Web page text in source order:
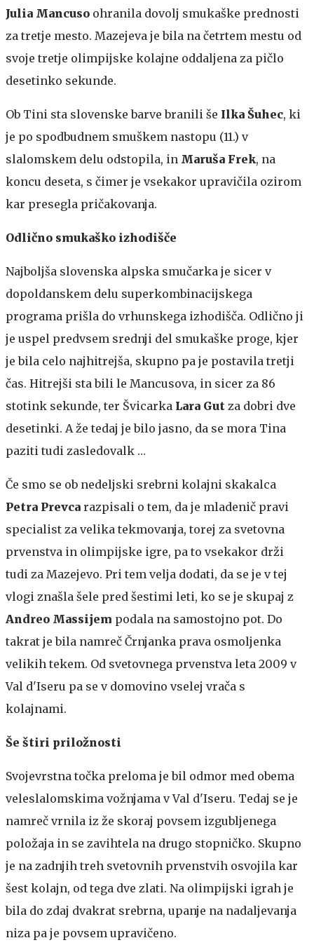
Julia Mancuso ohranila dovolj smukaške prednosti
za tretje mesto. Mazejeva je bila na četrtem mestu od
svoje tretje olimpijske kolajne oddaljena za pičlo
desetinko sekunde.
Ob Tini sta slovenske barve branili še Ilka Šuhec, ki
je po spodbudnem smuškem nastopu (11.) v
slalomskem delu odstopila, in Maruša Frek, na
koncu deseta, s čimer je vsekakor upravičila ozirom
kar presegla pričakovanja.
Odlično smukaško izhodišče
Najboljša slovenska alpska smučarka je sicer v
dopoldanskem delu superkombinacijskega
programa prišla do vrhunskega izhodišča. Odlično ji
je uspel predvsem srednji del smukaške proge, kjer
je bila celo najhitrejša, skupno pa je postavila tretji
čas. Hitrejši sta bili le Mancusova, in sicer za 86
stotink sekunde, ter Švicarka Lara Gut za dobri dve
desetinki. A že tedaj je bilo jasno, da se mora Tina
paziti tudi zasledovalk …
Če smo se ob nedeljski srebrni kolajni skakalca
Petra Prevca razpisali o tem, da je mladenič pravi
specialist za velika tekmovanja, torej za svetovna
prvenstva in olimpijske igre, pa to vsekakor drži
tudi za Mazejevo. Pri tem velja dodati, da se je v tej
vlogi znašla šele pred šestimi leti, ko se je skupaj z
Andreo Massijem podala na samostojno pot. Do
takrat je bila namreč Črnjanka prava osmoljenka
velikih tekem. Od svetovnega prvenstva leta 2009 v
Val d'Iseru pa se v domovino vselej vrača s
kolajnami.
Še štiri priložnosti
Svojevrstna točka preloma je bil odmor med obema
veleslalomskima vožnjama v Val d'Iseru. Tedaj se je
namreč vrnila iz že skoraj povsem izgubljenega
položaja in se zavihtela na drugo stopničko. Skupno
je na zadnjih treh svetovnih prvenstvih osvojila kar
šest kolajn, od tega dve zlati. Na olimpijski igrah je
bila do zdaj dvakrat srebrna, upanje na nadaljevanja
niza pa je povsem upravičeno.